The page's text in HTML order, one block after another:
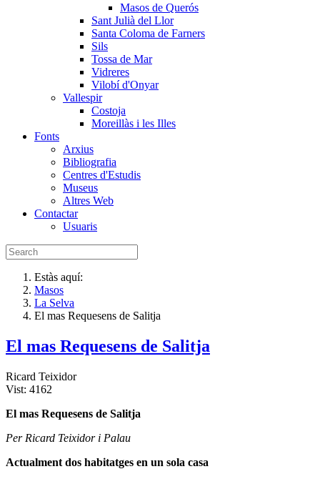
Masos de Querós
Sant Julià del Llor
Santa Coloma de Farners
Sils
Tossa de Mar
Vidreres
Vilobí d'Onyar
Vallespir
Costoja
Moreillàs i les Illes
Fonts
Arxius
Bibliografia
Centres d'Estudis
Museus
Altres Web
Contactar
Usuaris
Estàs aquí:
Masos
La Selva
El mas Requesens de Salitja
El mas Requesens de Salitja
Ricard Teixidor
Vist: 4162
El mas Requesens de Salitja
Per Ricard Teixidor i Palau
Actualment dos habitatges en un sola casa